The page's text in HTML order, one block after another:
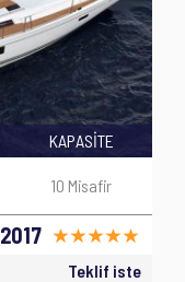
KAPASİTE
10 Misafir
Teklif iste